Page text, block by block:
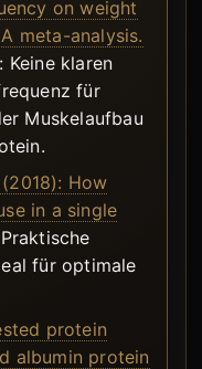
on weight
meta-analysis.
Keine klaren
für
Muskelaufbau
How
in a single
für optimale
protein
albumin protein